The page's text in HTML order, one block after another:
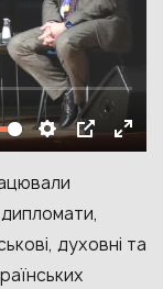
духовні та